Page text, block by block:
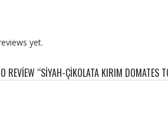
yet.
REVIEW “SIYAH-ÇIKOLATA KIRIM DOMATES